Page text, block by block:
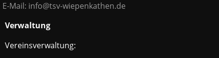
E-Mail: info@tsv-wiepenkathen.de
Verwaltung
Vereinsverwaltung: